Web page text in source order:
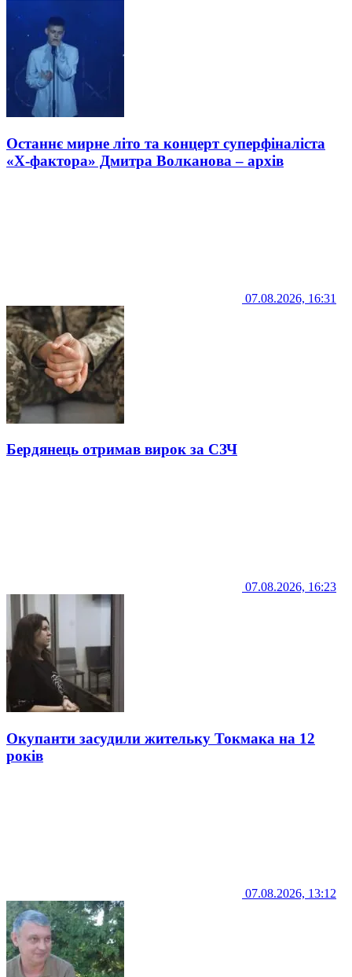
Останнє мирне літо та концерт суперфіналіста
«Х-фактора» Дмитра Волканова – архів
07.08.2026, 16:31
Бердянець отримав вирок за СЗЧ
07.08.2026, 16:23
Окупанти засудили жительку Токмака на 12
років
07.08.2026, 13:12